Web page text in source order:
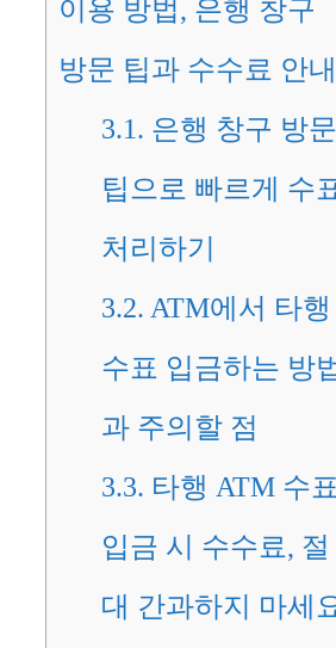
이용 방법, 은행 창구
방문 팁과 수수료 안내
3.1. 은행 창구 방문
팁으로 빠르게 수
처리하기
3.2. ATM에서 타행
수표 입금하는 방
과 주의할 점
3.3. 타행 ATM 수표
입금 시 수수료, 절
대 간과하지 마세